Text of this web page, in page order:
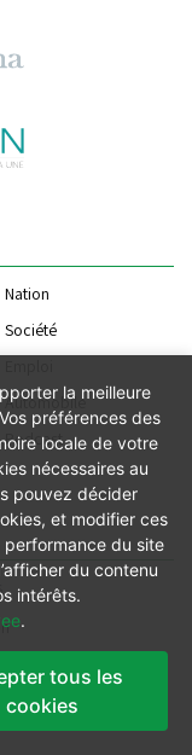
Nation
Société
Automobile
Podcast
la meilleure
préférences des
locale de votre
nécessaires au
pouvez décider
et modifier ces
du site
du contenu
intérêts.
.
tous les
cookies